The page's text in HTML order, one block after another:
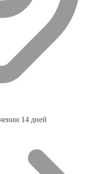
14 дней